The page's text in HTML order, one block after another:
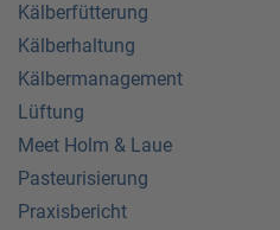
Kälberfütterung
Kälberhaltung
Kälbermanagement
Lüftung
Meet Holm & Laue
Pasteurisierung
Praxisbericht